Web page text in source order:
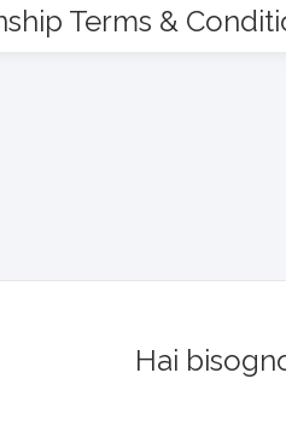
Terms &
Hai